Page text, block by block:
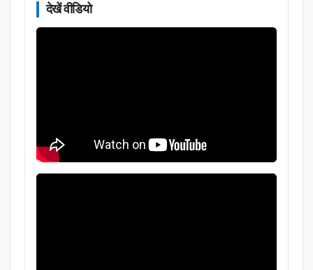
देखें वीडियो